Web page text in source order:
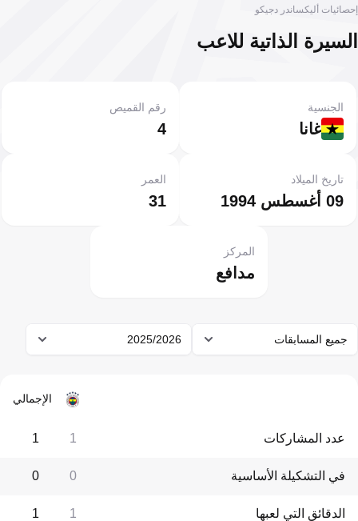
إحصائيات أليكساندر دجيكو
السيرة الذاتية للاعب
غانا
الجنسية
4
رقم القميص
09 أغسطس 1994
تاريخ الميلاد
31
العمر
مدافع
المركز
جميع المسابقات 2025/2026
الإجمالي
عدد المشاركات 1
1
في التشكيلة الأساسية 0
0
الدقائق التي لعبها 1
1